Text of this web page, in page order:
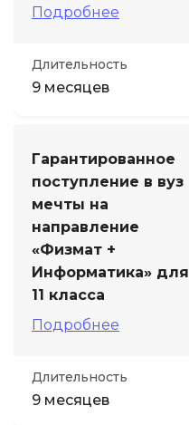
Подробнее
Длительность
9 месяцев
Гарантированное
поступление в вуз
мечты на
направление
«Физмат +
Информатика» для
11 класса
Подробнее
Длительность
9 месяцев